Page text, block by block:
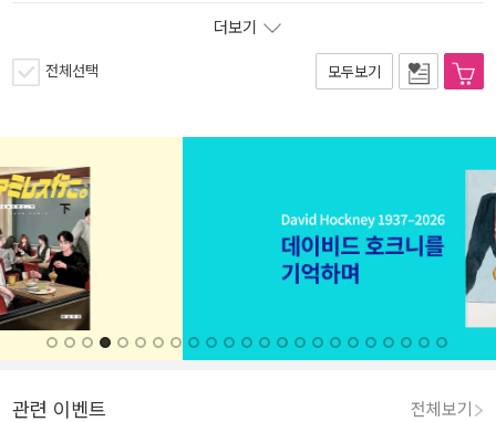
더보기
전체선택 모두보기
관련 이벤트 전체보기